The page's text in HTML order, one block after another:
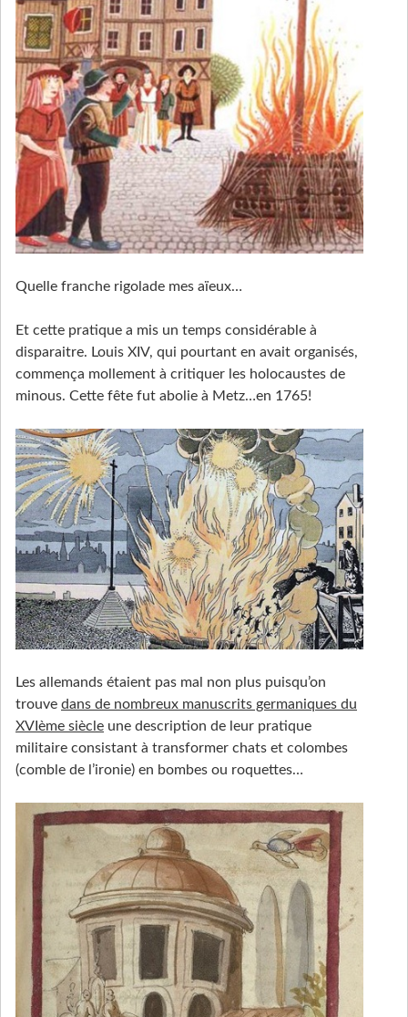
Quelle franche rigolade mes aïeux…
Et cette pratique a mis un temps considérable à
disparaitre. Louis XIV, qui pourtant en avait organisés,
commença mollement à critiquer les holocaustes de
minous. Cette fête fut abolie à Metz…en 1765!
Les allemands étaient pas mal non plus puisqu’on
trouve dans de nombreux manuscrits germaniques du
XVIème siècle une description de leur pratique
militaire consistant à transformer chats et colombes
(comble de l’ironie) en bombes ou roquettes…